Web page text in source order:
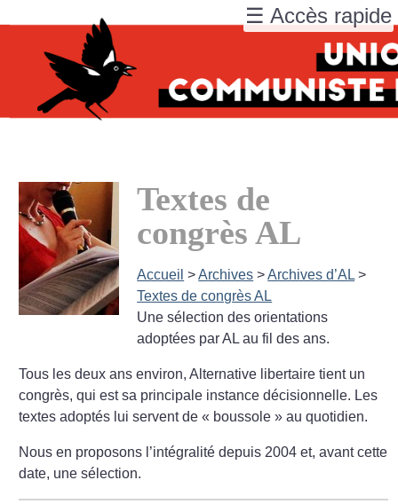
Textes de
congrès AL
Accueil >Archives >Archives d’AL >
Textes de congrès AL
Une sélection des orientations
adoptées par AL au fil des ans.
Tous les deux ans environ, Alternative libertaire tient un
congrès, qui est sa principale instance décisionnelle. Les
textes adoptés lui servent de « boussole » au quotidien.
Nous en proposons l’intégralité depuis 2004 et, avant cette
date, une sélection.
☰ Accès rapide